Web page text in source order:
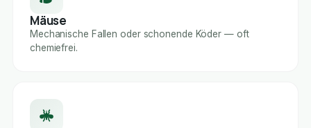
Mäuse
Mechanische Fallen oder schonende Köder — oft
chemiefrei.